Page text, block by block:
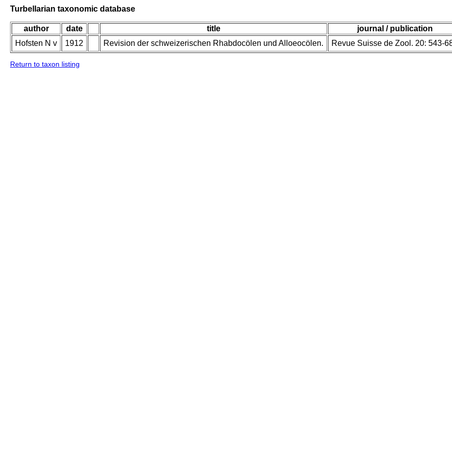
Turbellarian taxonomic database
author date title
journal / publication
Hofsten N v
1912 Revision der schweizerischen Rhabdocölen und Alloeocölen. Revue Suisse de Zool. 20: 543-
Return to taxon listing